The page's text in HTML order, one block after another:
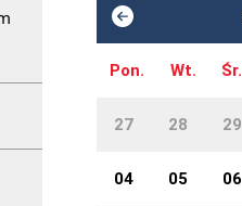
Pon. Wt. Śr.
27 28 29
04 05 06